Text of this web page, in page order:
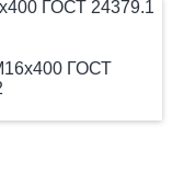
ГОСТ